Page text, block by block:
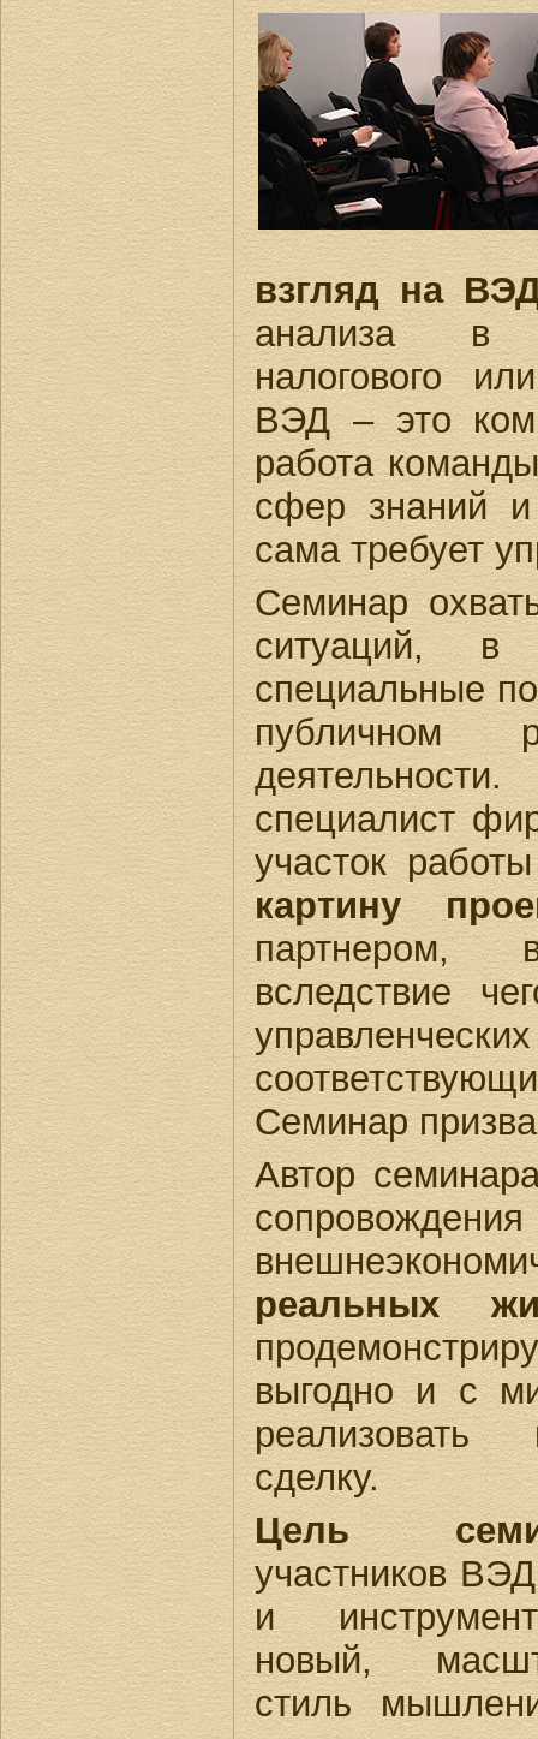
взгляд на
анализа в
налогового
ВЭД – это
работа
сфер знаний
сама требует
Семинар
ситуаций, в
специальные
публичном
специалист
участок
картину
партнером,
вследствие
Семинар
Автор
реальных
выгодно и с
реализовать
сделку.
Цель
участников
и
новый,
стиль